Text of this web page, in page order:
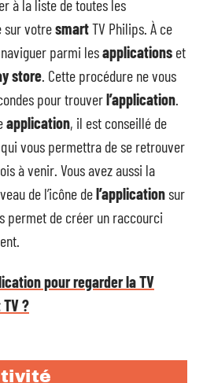
à la liste de toutes les
sur votresmartTV Philips. À ce
parmi lesapplications et
store . Cette procédure ne vous
pour trouverl’application
application, il est conseillé de
vous permettra de se retrouver
à venir. Vous avez aussi la
de l’icône del’applicationsur
permet de créer un raccourci
pour regarder la TV
?